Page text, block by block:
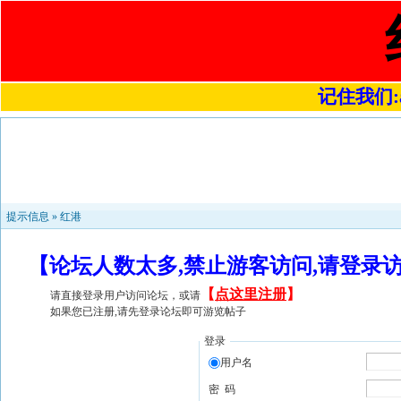
记住我们
提示信息 » 红港
【论坛人数太多,禁止游客访问,请登
请直接登录用户访问论坛，或请 【 点这里注册】
如果您已注册,请先登录论坛即可游览帖子
登录
用户名
密 码